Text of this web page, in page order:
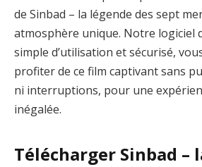
de Sinbad – la légende des sept
atmosphère unique. Notre logiciel
simple d’utilisation et sécurisé,
profiter de ce film captivant sans
ni interruptions, pour une
inégalée.
Télécharger Sinbad –